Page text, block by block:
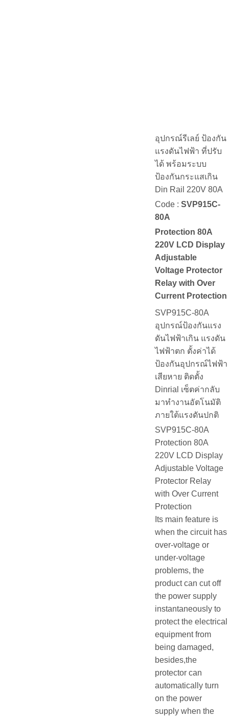
อุปกรณ์รีเลย์ ป้องกัน
แรงดันไฟฟ้า ที่ปรับ
ได้ พร้อมระบบ
ป้องกันกระแสเกิน
Din Rail 220V 80A
Code : SVP915C-
80A
Protection 80A
220V LCD Display
Adjustable
Voltage Protector
Relay with Over
Current Protection
SVP915C-80A
อุปกรณ์ป้องกันแรง
ดันไฟฟ้าเกิน แรงดัน
ไฟฟ้าตก ตั้งค่าได้
ป้องกันอุปกรณ์ไฟฟ้า
เสียหาย ติดตั้ง
Dinrial เซ็ตค่ากลับ
มาทำงานอัตโนมัติ
ภายใต้แรงดันปกติ
SVP915C-80A
Protection 80A
220V LCD Display
Adjustable Voltage
Protector Relay
with Over Current
Protection
Its main feature is
when the circuit has
over-voltage or
under-voltage
problems, the
product can cut off
the power supply
instantaneously to
protect the electrical
equipment from
being damaged,
besides,the
protector can
automatically turn
on the power
supply when the